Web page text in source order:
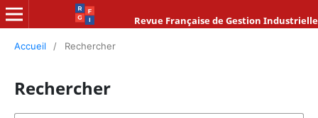
Revue Française de Gestion Industrielle
Accueil / Rechercher
Rechercher